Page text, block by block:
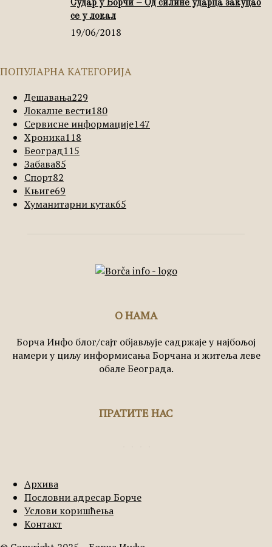
Судар у Борчи – Од силине ударца закуцао
се у локал
19/06/2018
ПОПУЛАРНА КАТЕГОРИЈА
Дешавања229
Локалне вести180
Сервисне информације147
Хроника118
Београд115
Забава85
Спорт82
Књиге69
Хуманитарни кутак65
О НАМА
Борча Инфо блог/сајт објављује садржаје у најбољој
намери у циљу информисања Борчана и житеља леве
обале Београда.
ПРАТИТЕ НАС
Архива
Пословни адресар Борче
Услови коришћења
Контакт